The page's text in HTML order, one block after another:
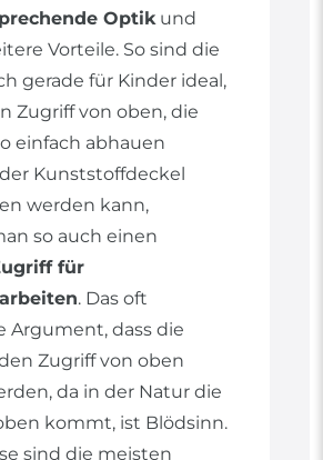
Optikund
Vorteile. So sind die
gerade für Kinder ideal,
Zugriff von oben, die
einfach abhauen
Kunststoffdeckel
werden kann,
so auch einen
für
. Das oft
Argument, dass die
Zugriff von oben
da in der Natur die
kommt, ist Blödsinn.
sind die meisten